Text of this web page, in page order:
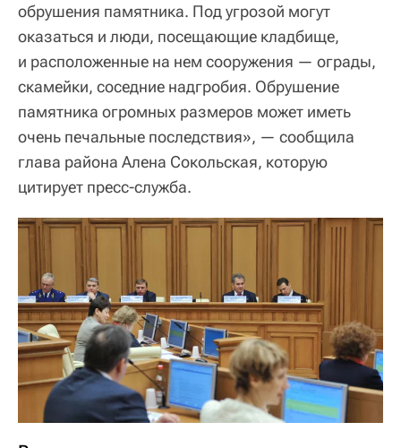
обрушения памятника. Под угрозой могут
оказаться и люди, посещающие кладбище,
и расположенные на нем сооружения — ограды,
скамейки, соседние надгробия. Обрушение
памятника огромных размеров может иметь
очень печальные последствия», — сообщила
глава района Алена Сокольская, которую
цитирует пресс-служба.